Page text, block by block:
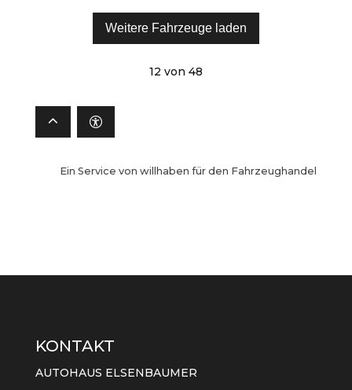
KONTAKT
AUTOHAUS ELSENBAUMER